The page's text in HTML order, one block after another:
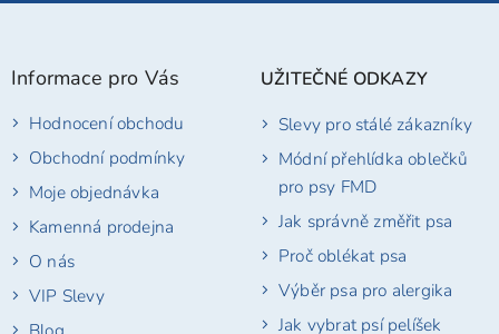
Z
Informace pro Vás
Hodnocení obchodu
Obchodní podmínky
Moje objednávka
Kamenná prodejna
O nás
VIP Slevy
UŽITEČNÉ ODKAZY
Slevy pro stálé zákazníky
Módní přehlídka oblečků
pro psy FMD
Jak správně změřit psa
Proč oblékat psa
Výběr psa pro alergika
Jak vybrat psí pelíšek